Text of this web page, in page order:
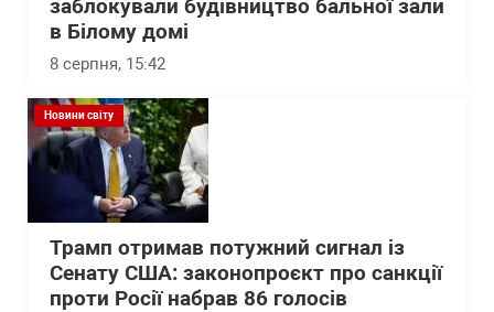
заблокували будівництво бальної зали
в Білому домі
8 серпня, 15:42
Новини світу
Трамп отримав потужний сигнал із
Сенату США: законопроєкт про санкції
проти Росії набрав 86 голосів